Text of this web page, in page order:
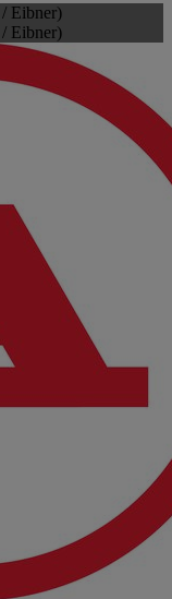
Eibner)
Eibner)